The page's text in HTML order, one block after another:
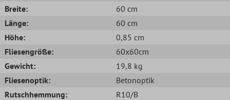
Breite:
60 cm
Länge:
60 cm
Höhe:
0,85 cm
Fliesengröße:
60x60cm
Gewicht:
19,8 kg
Fliesenoptik:
Betonoptik
Rutschhemmung:
R10/B